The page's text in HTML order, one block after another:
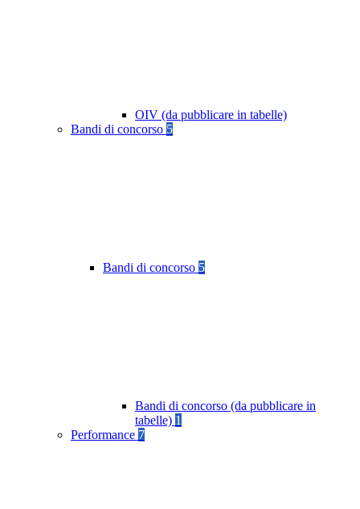
OIV (da pubblicare in tabelle)
Bandi di concorso 5
Bandi di concorso 5
Bandi di concorso (da pubblicare in
tabelle) 1
Performance 7